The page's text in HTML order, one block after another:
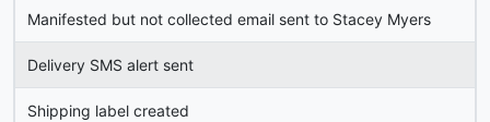
Manifested but not collected email sent to Stacey Myers
Delivery SMS alert sent
Shipping label created